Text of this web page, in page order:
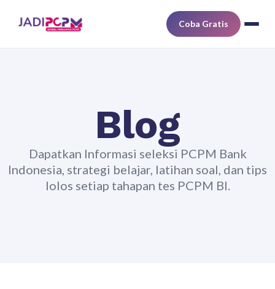
Coba Gratis
Blog
Dapatkan Informasi seleksi PCPM Bank
Indonesia, strategi belajar, latihan soal, dan tips
lolos setiap tahapan tes PCPM BI.